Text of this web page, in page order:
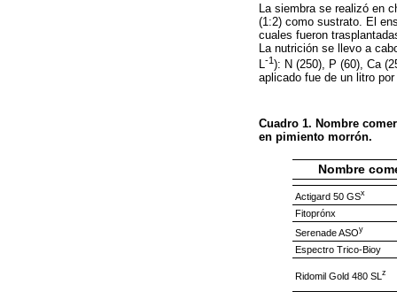
La siembra se realizó en
(1:2) como sustrato. El
cuales fueron
La nutrición se llevo a
L-1): N (250), P (60), Ca
aplicado fue de un litro
Cuadro 1. Nombre
en pimiento morrón.
Nombre
Actigard 50 GSx
Fitoprónx
Serenade ASOy
Espectro Trico-Bioy
Ridomil Gold 480 SL z